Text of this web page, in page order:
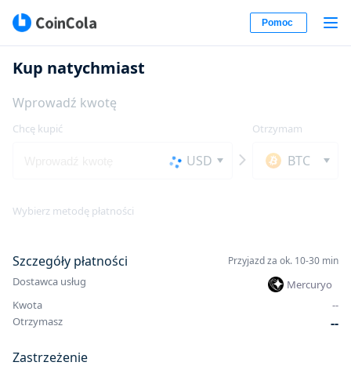
Pomoc
Kup natychmiast
Wprowadź kwotę
Chcę kupić
USD
Otrzymam
BTC
Wybierz metodę płatności
Szczegóły płatności Przyjazd za ok. 10-30 min
Dostawca usług
Mercuryo
Kwota
--
Otrzymasz
--
Zastrzeżenie